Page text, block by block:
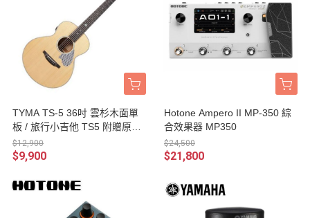
TYMA TS-5 36吋 雲杉木面單
板 / 旅行小吉他 TS5 附贈原廠
琴袋
$12,900
$9,900
Hotone Ampero II MP-350 綜
合效果器 MP350
$24,500
$21,800